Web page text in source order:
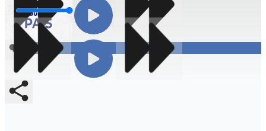
Compartir
En vivo
Volumen
Compartir